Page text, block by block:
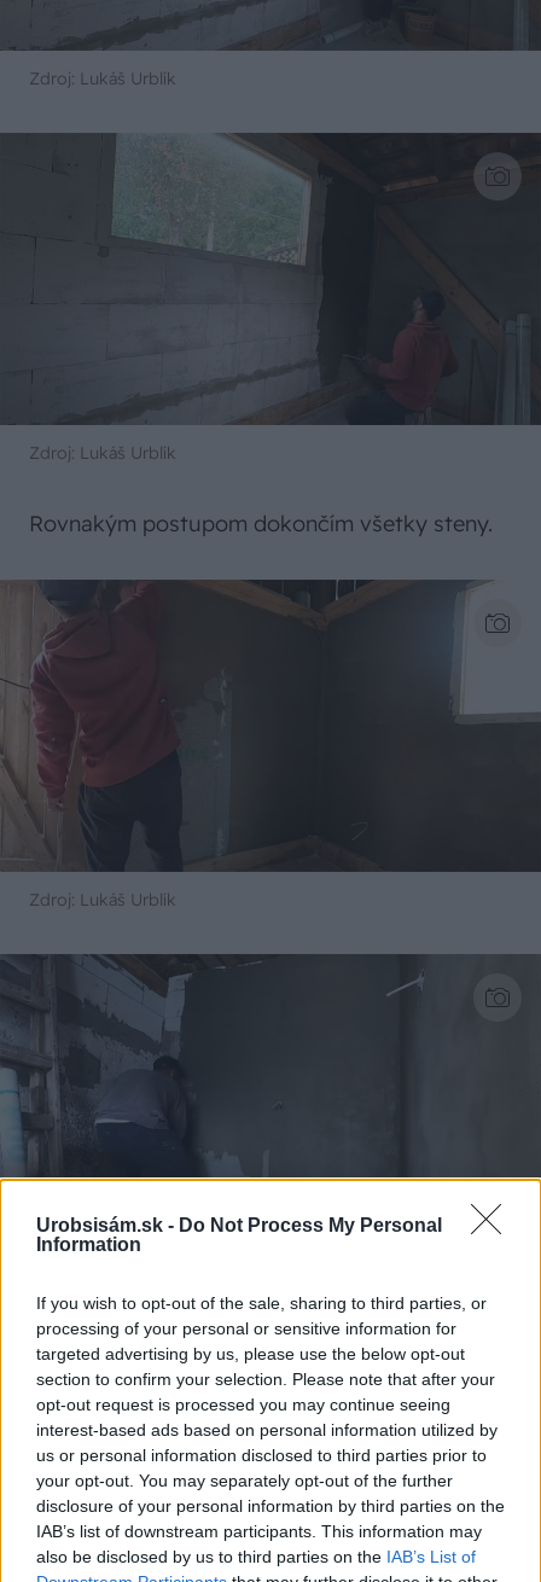
Urobsisám.sk - Do Not Process My Personal
Information
If you wish to opt-out of the sale, sharing to third parties, or
processing of your personal or sensitive information for
targeted advertising by us, please use the below opt-out
section to confirm your selection. Please note that after your
opt-out request is processed you may continue seeing
interest-based ads based on personal information utilized by
us or personal information disclosed to third parties prior to
your opt-out. You may separately opt-out of the further
disclosure of your personal information by third parties on the
IAB’s list of downstream participants. This information may
also be disclosed by us to third parties on the IAB’s List of
Zdroj: Lukáš Urblík
Zdroj: Lukáš Urblík
Rovnakým postupom dokončím všetky steny.
Zdroj: Lukáš Urblík
Kým mi flexibilné lepidlo poriadne preschne,
vybrúsim drevené hranoly, ktoré budú po
dokončení stien priznané.